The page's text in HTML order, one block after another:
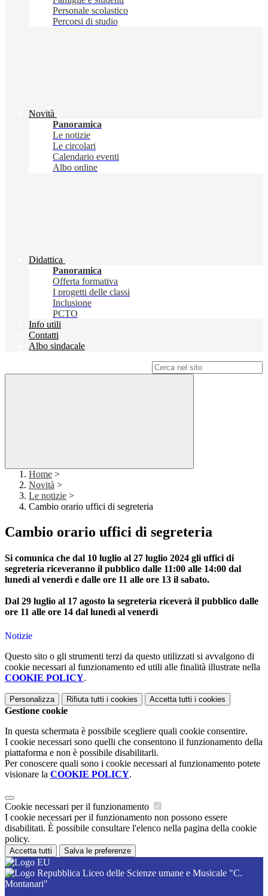
Personale scolastico
Percorsi di studio
Novità
Panoramica
Le notizie
Le circolari
Calendario eventi
Albo online
Didattica
Panoramica
Offerta formativa
I progetti delle classi
Inclusione
PCTO
Info utili
Contatti
Albo sindacale
Home >
Novità >
Le notizie >
Cambio orario uffici di segreteria
Cambio orario uffici di segreteria
Si comunica che dal 10 luglio al 27 luglio 2024 gli uffici di
segreteria riceveranno il pubblico dalle 11:00 alle 14:00 dal
lunedì al venerdì e dalle ore 11 alle ore 13 il sabato.
Dal 29 luglio al 17 agosto la segreteria ricevera ̀ il pubblico dalle
ore 11 alle ore 14 dal lunedì al venerdi
Notizie
Questo sito o gli strumenti terzi da questo utilizzati si avvalgono di
cookie necessari al funzionamento ed utili alle finalità illustrate nella
COOKIE POLICY.
Personalizza Rifiuta tutti i cookies Accetta tutti i cookies
Gestione cookie
In questa schermata è possibile scegliere quali cookie consentire.
I cookie necessari sono quelli che consentono il funzionamento della
piattaforma e non è possibile disabilitarli.
Per conoscere quali sono i cookie necessari al funzionamento potete
visionare la COOKIE POLICY.
Cookie necessari per il funzionamento
I cookie necessari per il funzionamento non possono essere
disabilitati. È possibile consultare l'elenco nella pagina della cookie
policy.
Accetta tutti Salva le preferenze
Liceo delle Scienze umane e Musicale "C.
Montanari"